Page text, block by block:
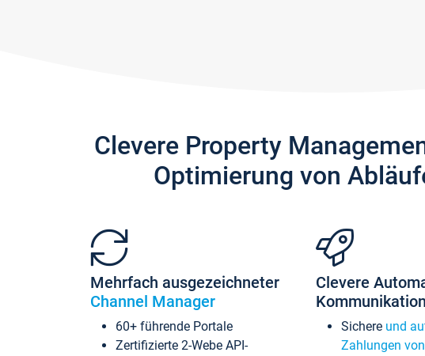
Clevere Property
Optimierung von
Mehrfach ausgezeichneter
Channel Manager
60+ führende Portale
Zertifizierte 2-Webe API-
Clevere
Kommunikation
Sichere und
Zahlungen